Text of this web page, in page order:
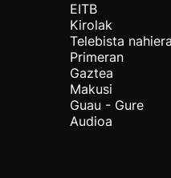
EITB
Kirolak
Telebista
Primeran
Gaztea
Makusi
Guau - Gure
Audioa